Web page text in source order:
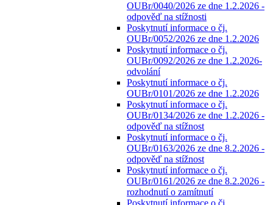
OUBr/0040/2026 ze dne 1.2.2026 -
odpověď na stížnosti
Poskytnutí informace o čj.
OUBr/0052/2026 ze dne 1.2.2026
Poskytnutí informace o čj.
OUBr/0092/2026 ze dne 1.2.2026-
odvolání
Poskytnutí informace o čj.
OUBr/0101/2026 ze dne 1.2.2026
Poskytnutí informace o čj.
OUBr/0134/2026 ze dne 1.2.2026 -
odpověď na stížnost
Poskytnutí informace o čj.
OUBr/0163/2026 ze dne 8.2.2026 -
odpověď na stížnost
Poskytnutí informace o čj.
OUBr/0161/2026 ze dne 8.2.2026 -
rozhodnutí o zamítnutí
Poskytnutí informace o čj.